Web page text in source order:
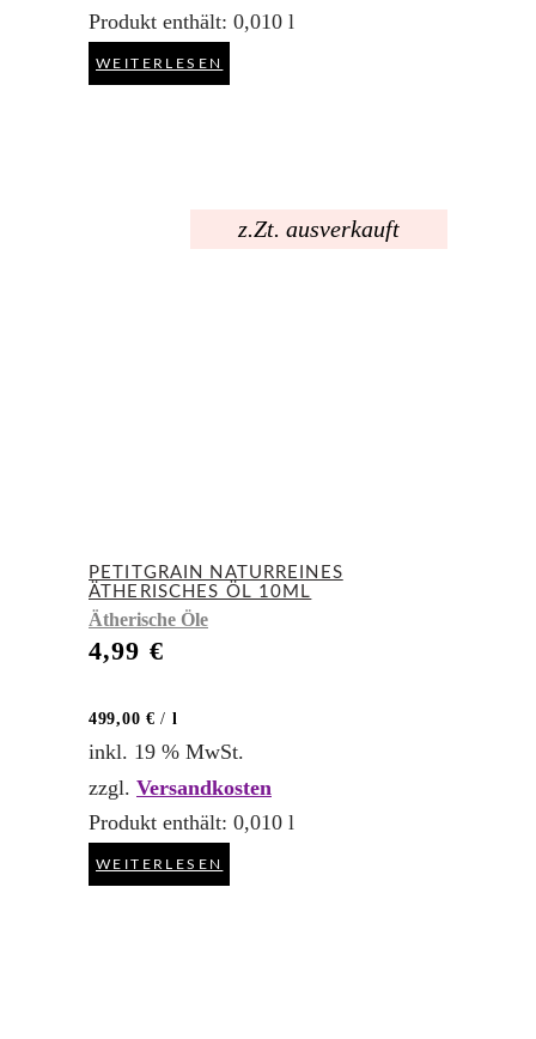
Produkt enthält: 0,010 l
WEITERLESEN
z.Zt. ausverkauft
PETITGRAIN NATURREINES
ÄTHERISCHES ÖL 10ML
Ätherische Öle
4,99 €
499,00 € / l
inkl. 19 % MwSt.
zzgl. Versandkosten
Produkt enthält: 0,010 l
WEITERLESEN